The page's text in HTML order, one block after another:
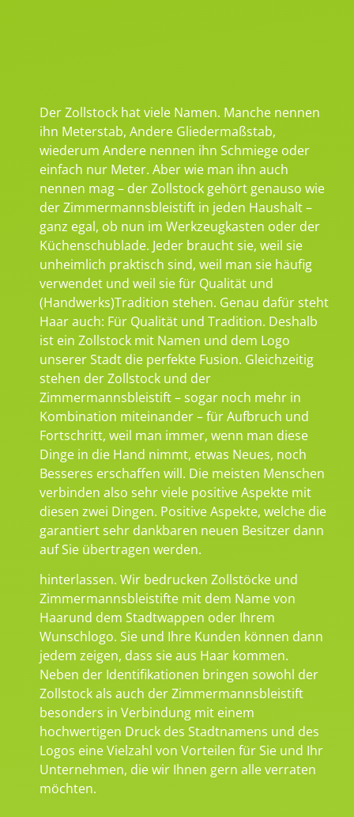
Der Zollstock hat viele Namen. Manche nennen
ihn Meterstab, Andere Gliedermaßstab,
wiederum Andere nennen ihn Schmiege oder
einfach nur Meter. Aber wie man ihn auch
nennen mag – der Zollstock gehört genauso wie
der Zimmermannsbleistift in jeden Haushalt –
ganz egal, ob nun im Werkzeugkasten oder der
Küchenschublade. Jeder braucht sie, weil sie
unheimlich praktisch sind, weil man sie häufig
verwendet und weil sie für Qualität und
(Handwerks)Tradition stehen. Genau dafür steht
Haar auch: Für Qualität und Tradition. Deshalb
ist ein Zollstock mit Namen und dem Logo
unserer Stadt die perfekte Fusion. Gleichzeitig
stehen der Zollstock und der
Zimmermannsbleistift – sogar noch mehr in
Kombination miteinander – für Aufbruch und
Fortschritt, weil man immer, wenn man diese
Dinge in die Hand nimmt, etwas Neues, noch
Besseres erschaffen will. Die meisten Menschen
verbinden also sehr viele positive Aspekte mit
diesen zwei Dingen. Positive Aspekte, welche die
garantiert sehr dankbaren neuen Besitzer dann
auf Sie übertragen werden.
hinterlassen. Wir bedrucken Zollstöcke und
Zimmermannsbleistifte mit dem Name von
Haarund dem Stadtwappen oder Ihrem
Wunschlogo. Sie und Ihre Kunden können dann
jedem zeigen, dass sie aus Haar kommen.
Neben der Identifikationen bringen sowohl der
Zollstock als auch der Zimmermannsbleistift
besonders in Verbindung mit einem
hochwertigen Druck des Stadtnamens und des
Logos eine Vielzahl von Vorteilen für Sie und Ihr
Unternehmen, die wir Ihnen gern alle verraten
möchten.